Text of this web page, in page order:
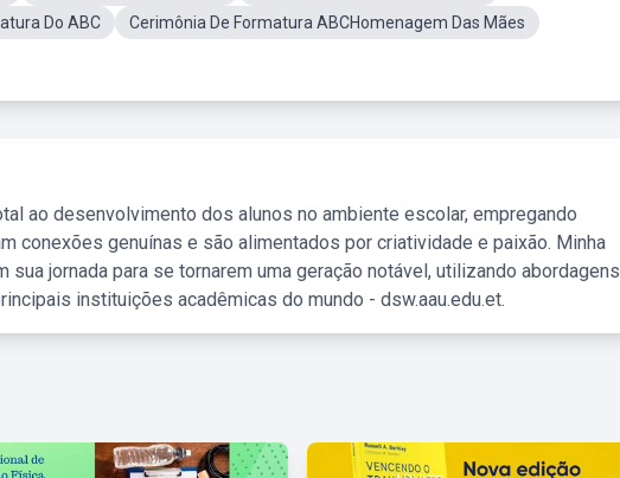
Do ABC
Cerimônia De Formatura ABCHomenagem Das Mães
ao desenvolvimento dos alunos no ambiente escolar, empregando
conexões genuínas e são alimentados por criatividade e paixão. Minha
jornada para se tornarem uma geração notável, utilizando abordagens
instituições acadêmicas do mundo - dsw.aau.edu.et.